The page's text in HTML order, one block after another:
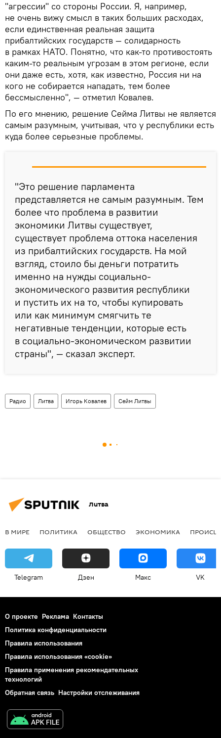
"агрессии" со стороны России. Я, например,
не очень вижу смысл в таких больших расходах,
если единственная реальная защита
прибалтийских государств — солидарность
в рамках НАТО. Понятно, что как-то противостоять
каким-то реальным угрозам в этом регионе, если
они даже есть, хотя, как известно, Россия ни на
кого не собирается нападать, тем более
бессмысленно", — отметил Ковалев.
По его мнению, решение Сейма Литвы не является
самым разумным, учитывая, что у республики есть
куда более серьезные проблемы.
"Это решение парламента
представляется не самым разумным. Тем
более что проблема в развитии
экономики Литвы существует,
существует проблема оттока населения
из прибалтийских государств. На мой
взгляд, стоило бы деньги потратить
именно на нужды социально-
экономического развития республики
и пустить их на то, чтобы купировать
или как минимум смягчить те
негативные тенденции, которые есть
в социально-экономическом развитии
страны", — сказал эксперт.
Радио Литва Игорь Ковалев Сейм Литвы
Литва
В МИРЕ ПОЛИТИКА ОБЩЕСТВО ЭКОНОМИКА
Telegram Дзен Макс VK
О проекте Реклама Контакты
Политика конфиденциальности
Правила использования
Правила использования «cookie»
Правила применения рекомендательных
технологий
Обратная связь Настройки отслеживания